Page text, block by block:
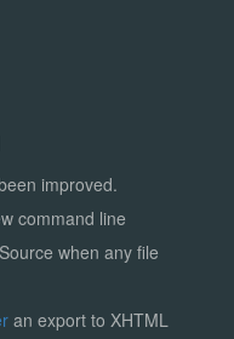
improved.
command line
when any file
an export to XHTML